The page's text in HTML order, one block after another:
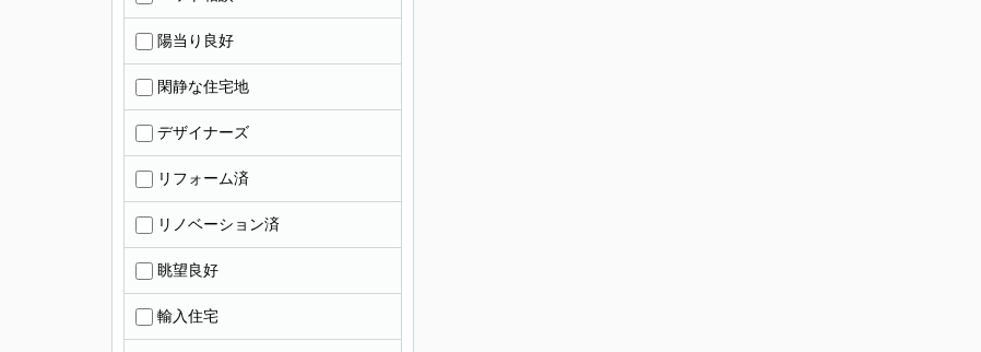
陽当り良好
閑静な住宅地
デザイナーズ
リフォーム済
リノベーション済
眺望良好
輸入住宅